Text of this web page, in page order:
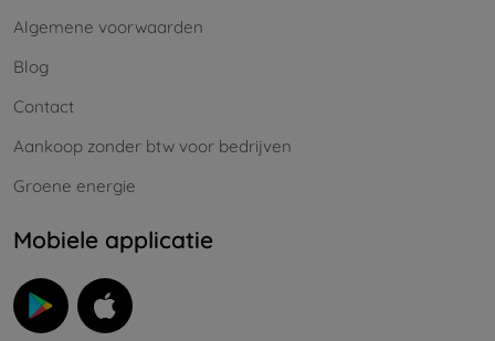
Algemene voorwaarden
Blog
Contact
Aankoop zonder btw voor bedrijven
Groene energie
Mobiele applicatie